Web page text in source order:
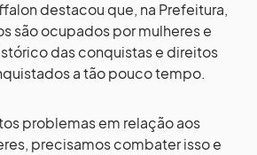
destacou que, na Prefeitura,
são ocupados por mulheres e
das conquistas e direitos
a tão pouco tempo.
problemas em relação aos
precisamos combater isso e